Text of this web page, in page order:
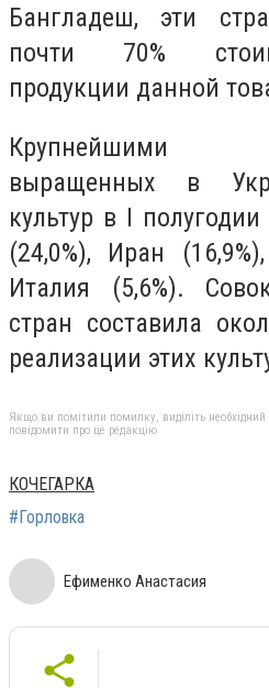
Бангладеш, эти
почти 70%
продукции данной
Крупнейшими
выращенных в
культур в I
(24,0%), Иран
Италия (5,6%).
стран составила
реализации этих
Якщо ви помітили помилку, виділіть необхідний
повідомити про це редакцію
КОЧЕГАРКА
#Горловка
Ефименко Анастасия